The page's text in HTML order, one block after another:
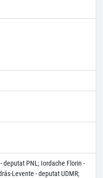
deputat PNL; Iordache Florin -
Levente - deputat UDMR;